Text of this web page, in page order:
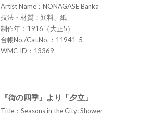
Artist Name：NONAGASE Banka
技法・材質：顔料、紙
制作年：1916（大正5）
台帳No./Cat.No.：11941-5
WMC-ID：13369
『街の四季』より「夕立」
Title：Seasons in the City: Shower